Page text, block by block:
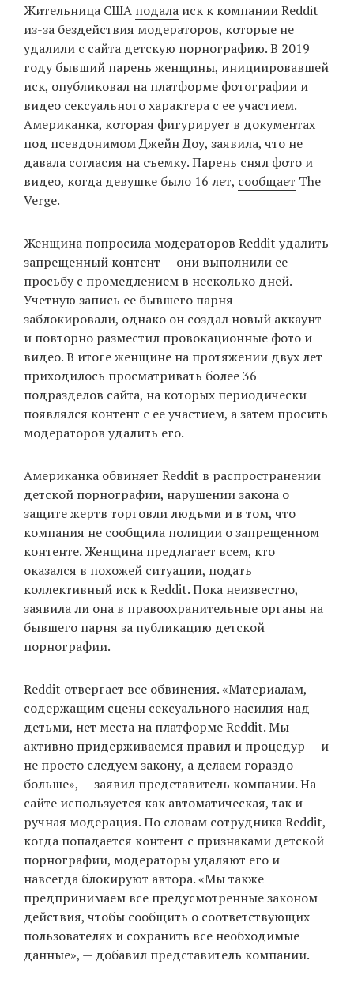
EN
UA
Жительница США подала иск к компании Reddit
из-за бездействия модераторов, которые не
удалили с сайта детскую порнографию. В 2019
году бывший парень женщины, инициировавшей
иск, опубликовал на платформе фотографии и
видео сексуального характера с ее участием.
Американка, которая фигурирует в документах
под псевдонимом Джейн Доу, заявила, что не
давала согласия на съемку. Парень снял фото и
видео, когда девушке было 16 лет, сообщает The
Verge.
Женщина попросила модераторов Reddit удалить
запрещенный контент — они выполнили ее
просьбу с промедлением в несколько дней.
Учетную запись ее бывшего парня
заблокировали, однако он создал новый аккаунт
и повторно разместил провокационные фото и
видео. В итоге женщине на протяжении двух лет
приходилось просматривать более 36
подразделов сайта, на которых периодически
появлялся контент с ее участием, а затем просить
модераторов удалить его.
Американка обвиняет Reddit в распространении
детской порнографии, нарушении закона о
защите жертв торговли людьми и в том, что
компания не сообщила полиции о запрещенном
контенте. Женщина предлагает всем, кто
оказался в похожей ситуации, подать
коллективный иск к Reddit. Пока неизвестно,
заявила ли она в правоохранительные органы на
бывшего парня за публикацию детской
порнографии.
Reddit отвергает все обвинения. «Материалам,
содержащим сцены сексуального насилия над
детьми, нет места на платформе Reddit. Мы
активно придерживаемся правил и процедур — и
не просто следуем закону, а делаем гораздо
больше», — заявил представитель компании. На
сайте используется как автоматическая, так и
ручная модерация. По словам сотрудника Reddit,
когда попадается контент с признаками детской
порнографии, модераторы удаляют его и
навсегда блокируют автора. «Мы также
предпринимаем все предусмотренные законом
действия, чтобы сообщить о соответствующих
пользователях и сохранить все необходимые
данные», — добавил представитель компании.